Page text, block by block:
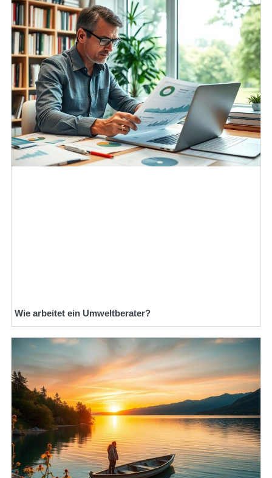
Wie arbeitet ein Umweltberater?